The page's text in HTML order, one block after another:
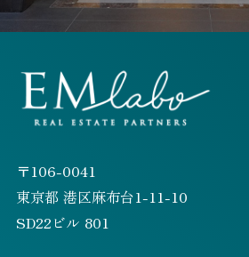
〒106-0041
東京都 港区麻布台1-11-10
SD22ビル 801